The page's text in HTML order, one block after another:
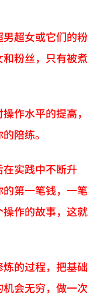
超女或它们的粉
粉丝，只有被煮
作水平的提高，
陪练。
实践中不断升
第一笔钱，一笔
作的故事，这就
的过程，把基础
会无穷，做一次